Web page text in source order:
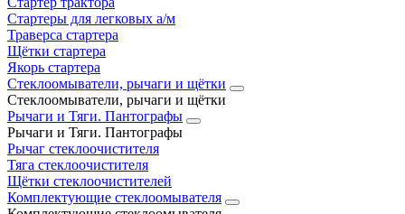
Стартеры для легковых а/м
Траверса стартера
Щётки стартера
Якорь стартера
Стеклоомыватели, рычаги и щётки
Стеклоомыватели, рычаги и щётки
Рычаги и Тяги. Пантографы
Рычаги и Тяги. Пантографы
Рычаг стеклоочистителя
Тяга стеклоочистителя
Щётки стеклоочистителей
Комплектующие стеклоомывателя